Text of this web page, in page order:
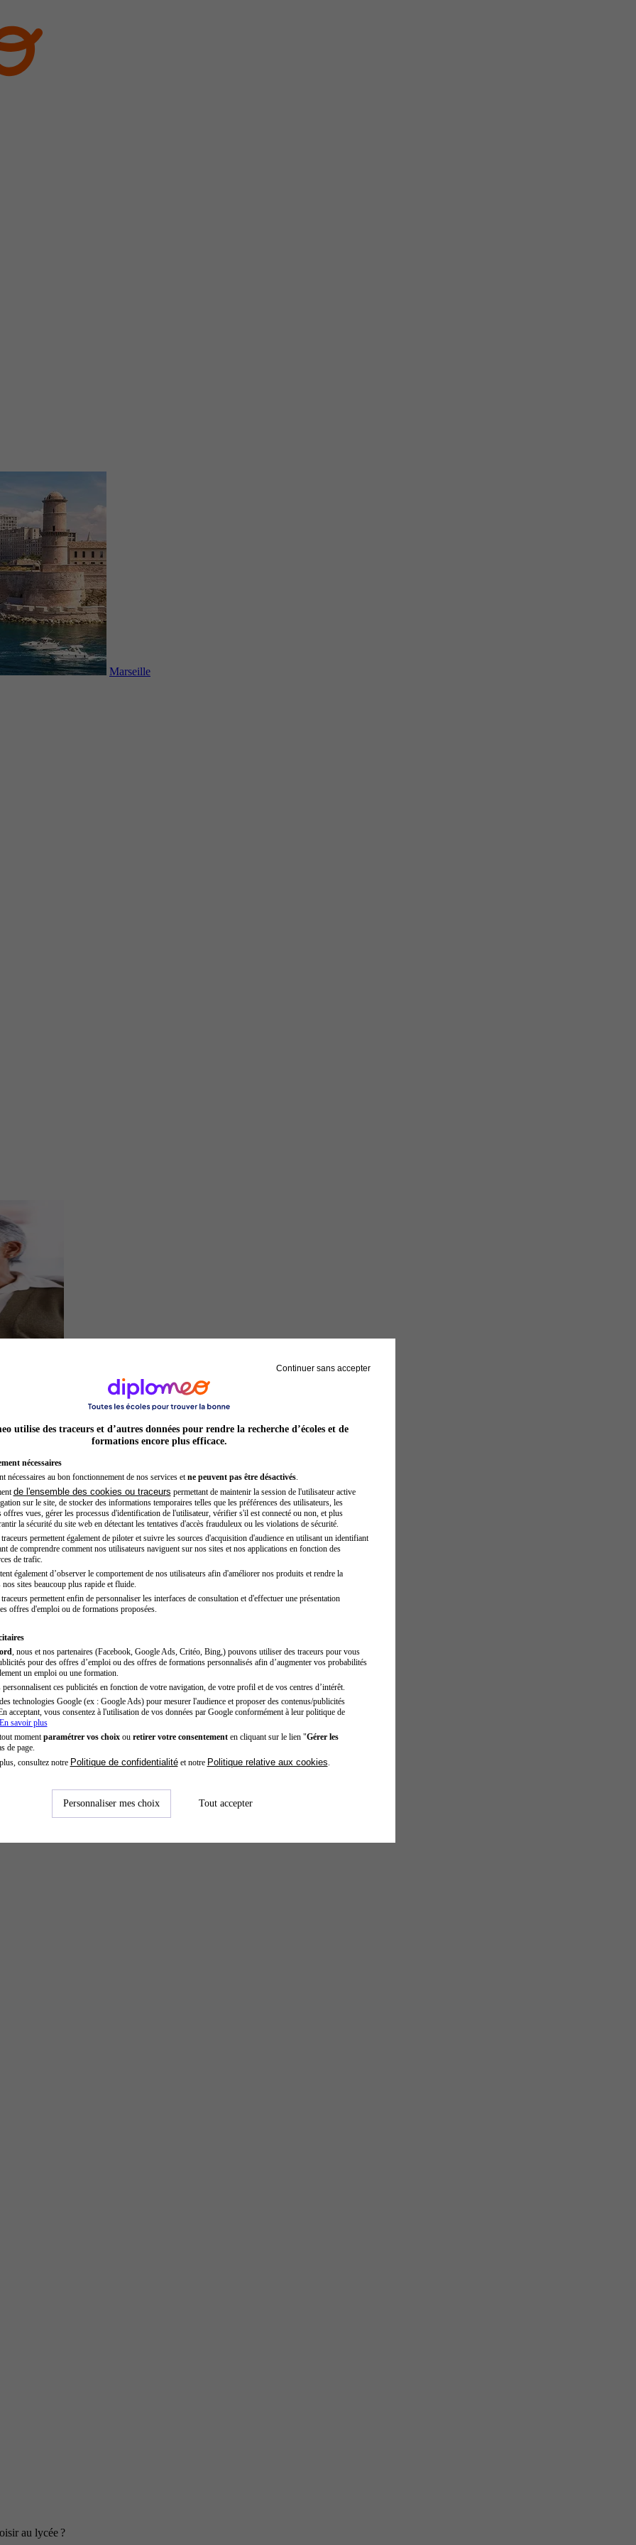
Marseille
Sage-femme
au lycée ?
Continuer sans accepter
utilise des traceurs et d’autres données pour rendre la recherche d’écoles et de
formations encore plus efficace.
nécessaires
nécessaires au bon fonctionnement de nos services et ne peuvent pas être désactivés.
de l'ensemble des cookies ou traceurs permettant de maintenir la session de l'utilisateur active
sur le site, de stocker des informations temporaires telles que les préférences des utilisateurs, les
offres vues, gérer les processus d'identification de l'utilisateur, vérifier s'il est connecté ou non, et plus
la sécurité du site web en détectant les tentatives d'accès frauduleux ou les violations de sécurité.
permettent également de piloter et suivre les sources d'acquisition d'audience en utilisant un identifiant
de comprendre comment nos utilisateurs naviguent sur nos sites et nos applications en fonction des
de trafic.
également d’observer le comportement de nos utilisateurs afin d'améliorer nos produits et rendre la
sites beaucoup plus rapide et fluide.
permettent enfin de personnaliser les interfaces de consultation et d'effectuer une présentation
offres d'emploi ou de formations proposées.
, nous et nos partenaires (Facebook, Google Ads, Critéo, Bing,) pouvons utiliser des traceurs pour vous
pour des offres d’emploi ou des offres de formations personnalisés afin d’augmenter vos probabilités
un emploi ou une formation.
ces publicités en fonction de votre navigation, de votre profil et de vos centres d’intérêt.
technologies Google (ex : Google Ads) pour mesurer l'audience et proposer des contenus/publicités
acceptant, vous consentez à l'utilisation de vos données par Google conformément à leur politique de
savoir plus
moment paramétrer vos choixou retirer votre consentementen cliquant sur le lien "Gérer les
de page.
consultez notre Politique de confidentialitéet notre Politique relative aux cookies
Personnaliser mes choix Tout accepter